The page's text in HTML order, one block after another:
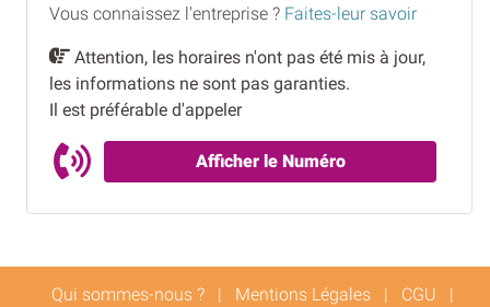
Vous connaissez l'entreprise ? Faites-leur savoir
Attention, les horaires n'ont pas été mis à jour,
les informations ne sont pas garanties.
Il est préférable d'appeler
Afficher le Numéro
Qui sommes-nous ? | Mentions Légales | CGU |